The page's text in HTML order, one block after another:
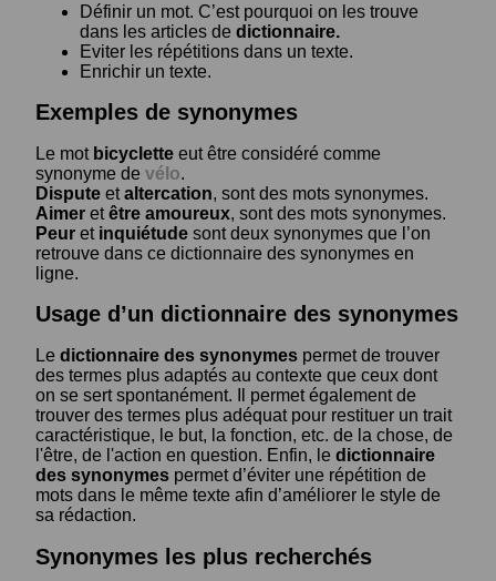
Définir un mot. C’est pourquoi on les trouve
dans les articles de dictionnaire.
Eviter les répétitions dans un texte.
Enrichir un texte.
Exemples de synonymes
Le mot bicyclette eut être considéré comme
synonyme de vélo.
Dispute etaltercation, sont des mots synonymes.
Aimer etêtre amoureux, sont des mots synonymes.
Peur et inquiétude sont deux synonymes que l’on
retrouve dans ce dictionnaire des synonymes en
ligne.
Usage d’un dictionnaire des synonymes
Le dictionnaire des synonymes permet de trouver
des termes plus adaptés au contexte que ceux dont
on se sert spontanément. Il permet également de
trouver des termes plus adéquat pour restituer un trait
caractéristique, le but, la fonction, etc. de la chose, de
l'être, de l'action en question. Enfin, le dictionnaire
des synonymes permet d’éviter une répétition de
mots dans le même texte afin d’améliorer le style de
sa rédaction.
Synonymes les plus recherchés